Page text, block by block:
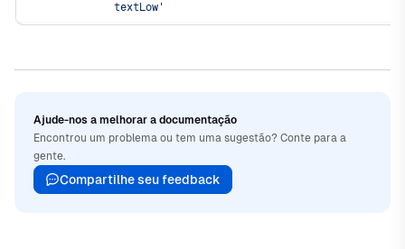
textLow'
Ajude-nos a melhorar a documentação
Encontrou um problema ou tem uma sugestão? Conte para a
gente.
Compartilhe seu feedback